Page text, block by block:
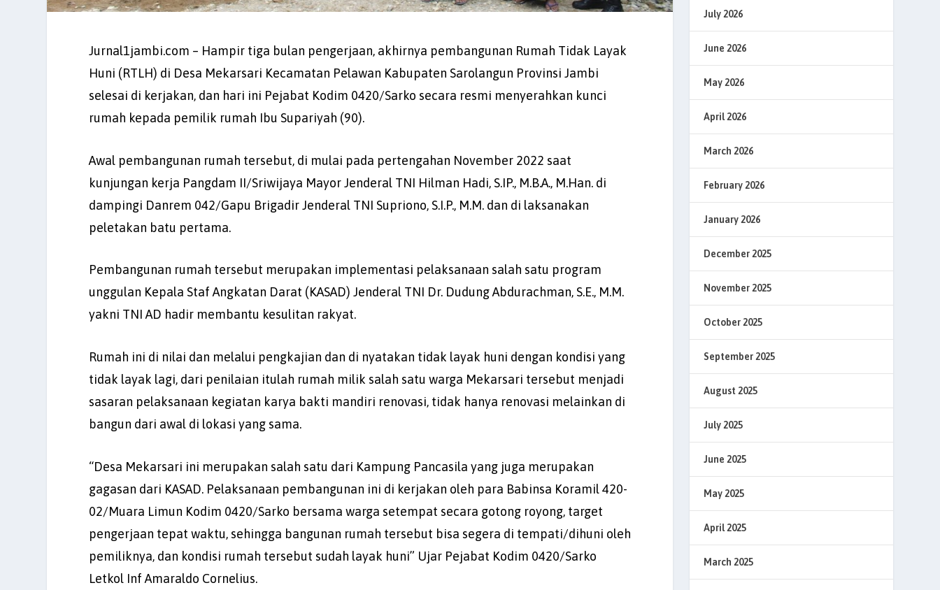
Jurnal1jambi.com – Hampir tiga bulan pengerjaan, akhirnya pembangunan Rumah Tidak Layak
Huni (RTLH) di Desa Mekarsari Kecamatan Pelawan Kabupaten Sarolangun Provinsi Jambi
selesai di kerjakan, dan hari ini Pejabat Kodim 0420/Sarko secara resmi menyerahkan kunci
rumah kepada pemilik rumah Ibu Supariyah (90).
Awal pembangunan rumah tersebut, di mulai pada pertengahan November 2022 saat
kunjungan kerja Pangdam II/Sriwijaya Mayor Jenderal TNI Hilman Hadi, S.IP., M.B.A., M.Han. di
dampingi Danrem 042/Gapu Brigadir Jenderal TNI Supriono, S.I.P., M.M. dan di laksanakan
peletakan batu pertama.
Pembangunan rumah tersebut merupakan implementasi pelaksanaan salah satu program
unggulan Kepala Staf Angkatan Darat (KASAD) Jenderal TNI Dr. Dudung Abdurachman, S.E., M.M.
yakni TNI AD hadir membantu kesulitan rakyat.
Rumah ini di nilai dan melalui pengkajian dan di nyatakan tidak layak huni dengan kondisi yang
tidak layak lagi, dari penilaian itulah rumah milik salah satu warga Mekarsari tersebut menjadi
sasaran pelaksanaan kegiatan karya bakti mandiri renovasi, tidak hanya renovasi melainkan di
bangun dari awal di lokasi yang sama.
“Desa Mekarsari ini merupakan salah satu dari Kampung Pancasila yang juga merupakan
gagasan dari KASAD. Pelaksanaan pembangunan ini di kerjakan oleh para Babinsa Koramil 420-
02/Muara Limun Kodim 0420/Sarko bersama warga setempat secara gotong royong, target
pengerjaan tepat waktu, sehingga bangunan rumah tersebut bisa segera di tempati/dihuni oleh
pemiliknya, dan kondisi rumah tersebut sudah layak huni” Ujar Pejabat Kodim 0420/Sarko
Letkol Inf Amaraldo Cornelius.
July 2026
June 2026
May 2026
April 2026
March 2026
February 2026
January 2026
December 2025
November 2025
October 2025
September 2025
August 2025
July 2025
June 2025
May 2025
April 2025
March 2025